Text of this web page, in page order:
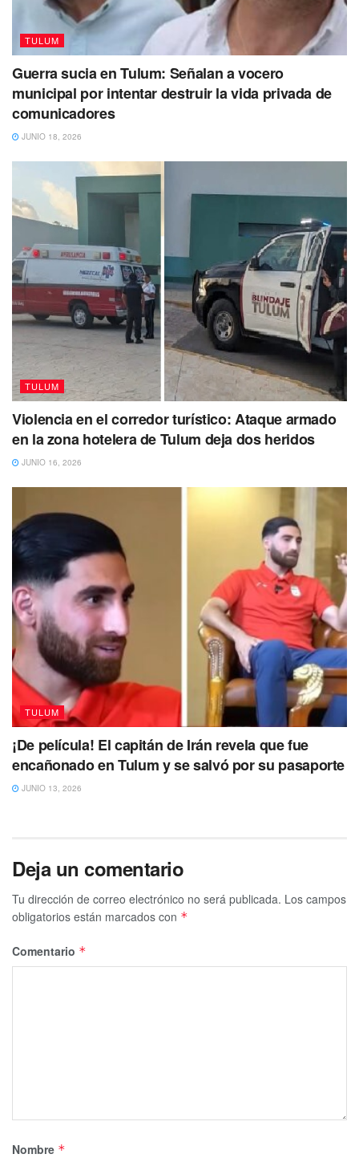
destacan colaboradores de los Hoteles Ahau Collection,
Villa Pescadores, Pancho Villa, Ikal; así como de la
asociación Eukariota, personal del Ayuntamiento y del
centro de reciclaje Tulum Circula.
Te puede interesar Leer
un problema en la zona costera
Certificación
Playas
TULUM
Guerra sucia en Tulum: Señalan a vocero
municipal por intentar destruir la vida privada de
comunicadores
JUNIO 18, 2026
TULUM
Violencia en el corredor turístico: Ataque armado
en la zona hotelera de Tulum deja dos heridos
JUNIO 16, 2026
TULUM
¡De película! El capitán de Irán revela que fue
encañonado en Tulum y se salvó por su pasaporte
JUNIO 13, 2026
Deja un comentario
Tu dirección de correo electrónico no será publicada. Los campos
obligatorios están marcados con *
Comentario *
Nombre *